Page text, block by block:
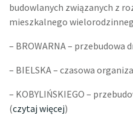
budowlanych związanych z
mieszkalnego
– BROWARNA – przebudowa
– BIELSKA – czasowa
– KOBYLIŃSKIEGO –
(czytaj więcej)